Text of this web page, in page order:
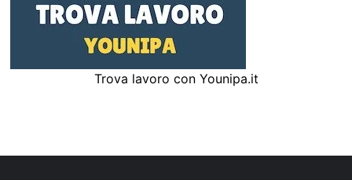
Trova lavoro con Younipa.it